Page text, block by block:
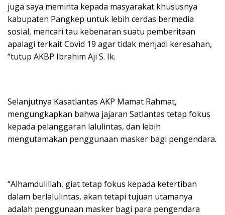
juga saya meminta kepada masyarakat khususnya
kabupaten Pangkep untuk lebih cerdas bermedia
sosial, mencari tau kebenaran suatu pemberitaan
apalagi terkait Covid 19 agar tidak menjadi keresahan,
“tutup AKBP Ibrahim Aji S. Ik.
Selanjutnya Kasatlantas AKP Mamat Rahmat,
mengungkapkan bahwa jajaran Satlantas tetap fokus
kepada pelanggaran lalulintas, dan lebih
mengutamakan penggunaan masker bagi pengendara.
“Alhamdulillah, giat tetap fokus kepada ketertiban
dalam berlalulintas, akan tetapi tujuan utamanya
adalah penggunaan masker bagi para pengendara